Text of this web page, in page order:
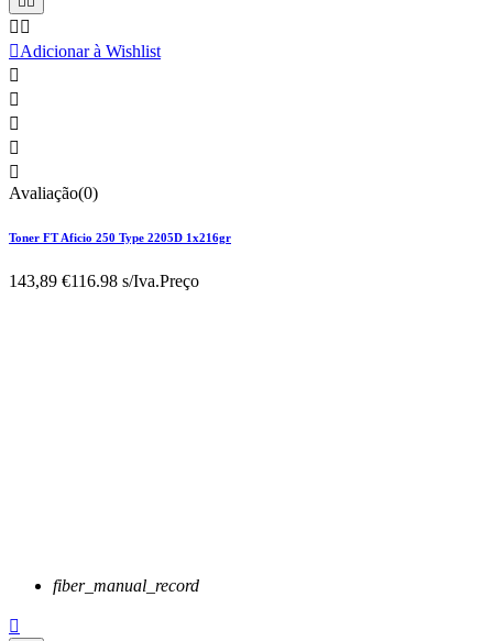
 
Adicionar à Wishlist





Avaliação(0)
Toner FT Aficio 250 Type 2205D 1x216gr
143,89 €116.98 s/Iva.Preço
fiber_manual_record
